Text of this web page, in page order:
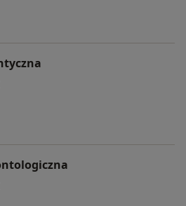
ortodontyczna
periodontologiczna